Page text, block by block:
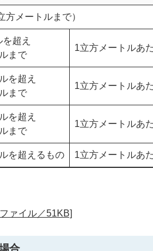
方メートルまで）
超え
まで
1立方メートルあ
を超え
まで
1立方メートルあ
を超え
まで
1立方メートルあ
を超えるもの 1立方メートルあ
ァイル／51KB]
合